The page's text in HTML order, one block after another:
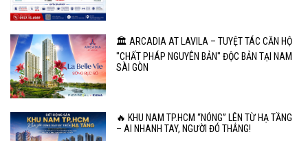
🏛️ ARCADIA AT LAVILA – TUYỆT TÁC CĂN HỘ
"CHẤT PHÁP NGUYÊN BẢN" ĐỘC BẢN TẠI NAM
SÀI GÒN
🔥 KHU NAM TP.HCM “NÓNG” LÊN TỪ HẠ TẦNG
– AI NHANH TAY, NGƯỜI ĐÓ THẮNG!